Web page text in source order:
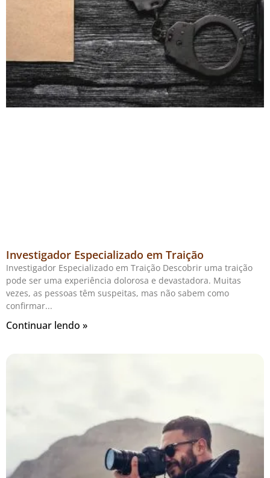
Investigador Especializado em Traição
Investigador Especializado em Traição Descobrir uma traição
pode ser uma experiência dolorosa e devastadora. Muitas
vezes, as pessoas têm suspeitas, mas não sabem como
confirmar
Continuar lendo »